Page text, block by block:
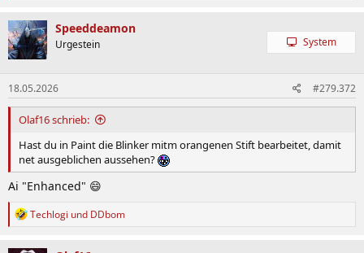
k
t
i
o
n
e
n
:
Speeddeamon
Urgestein System
18.05.2026 #279.372
Olaf16 schrieb:
Hast du in Paint die Blinker mitm orangenen Stift bearbeitet, damit
net ausgeblichen aussehen?
Ai "Enhanced" 😄
R
Techlogi und DDbom